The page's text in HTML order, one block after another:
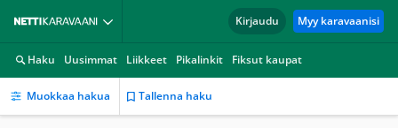
Kirjaudu Myy karavaanisi
Haku Uusimmat Liikkeet Pikalinkit Fiksut kaupat
Muokkaa hakua Tallenna haku